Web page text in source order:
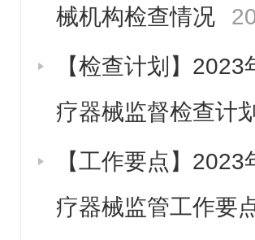
械机构检查情况
【检查计划】
疗器械监督检查计划
【工作要点】
疗器械监管工作要